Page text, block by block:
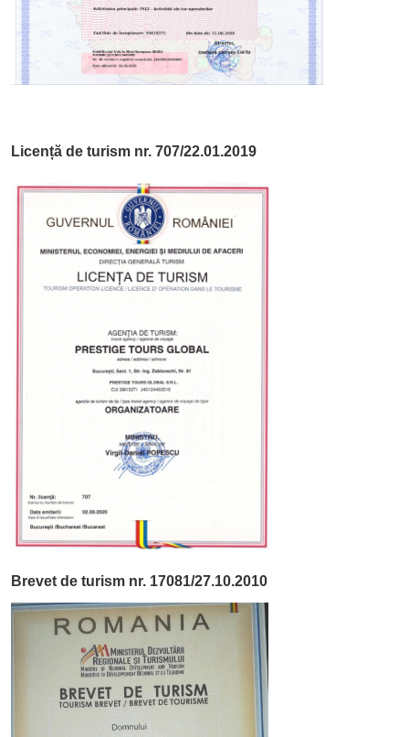
Licență de turism nr. 707/22.01.2019
Brevet de turism nr. 17081/27.10.2010